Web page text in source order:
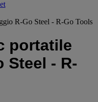
R-Go Steel - R-Go Tools
portatile
Steel - R-